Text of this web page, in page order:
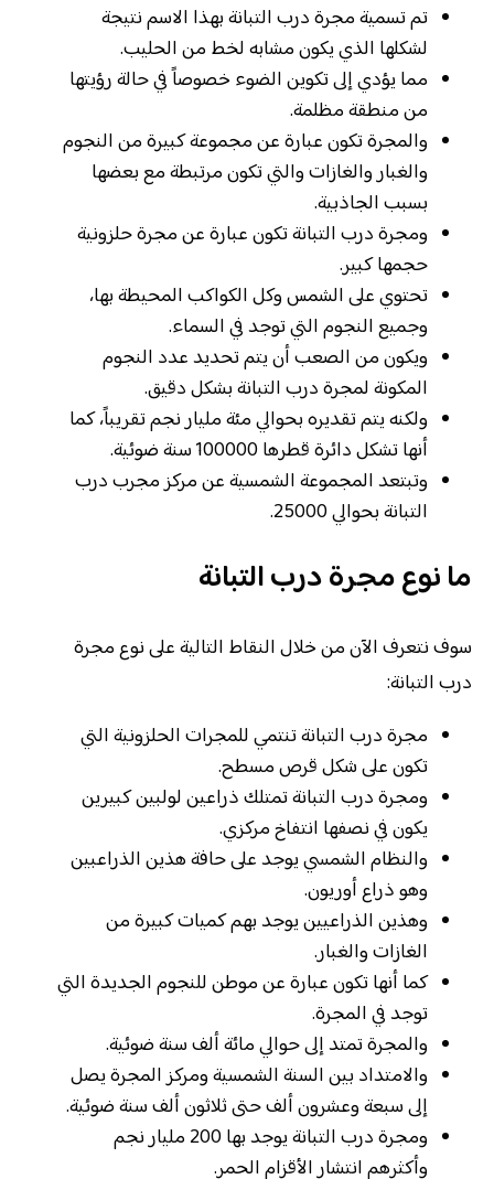
تم تسمية مجرة درب التبانة بهذا الاسم نتيجة
لشكلها الذي يكون مشابه لخط من الحليب.
مما يؤدي إلى تكوين الضوء خصوصاً في حالة رؤيتها
من منطقة مظلمة.
والمجرة تكون عبارة عن مجموعة كبيرة من النجوم
والغبار والغازات والتي تكون مرتبطة مع بعضها
بسبب الجاذبية.
ومجرة درب التبانة تكون عبارة عن مجرة حلزونية
حجمها كبير.
تحتوي على الشمس وكل الكواكب المحيطة بها،
وجميع النجوم التي توجد في السماء.
ويكون من الصعب أن يتم تحديد عدد النجوم
المكونة لمجرة درب التبانة بشكل دقيق.
ولكنه يتم تقديره بحوالي مئة مليار نجم تقريباً، كما
أنها تشكل دائرة قطرها 100000 سنة ضوئية.
وتبتعد المجموعة الشمسية عن مركز مجرب درب
التبانة بحوالي 25000.
ما نوع مجرة درب التبانة
سوف نتعرف الآن من خلال النقاط التالية على نوع مجرة
درب التبانة:
مجرة درب التبانة تنتمي للمجرات الحلزونية التي
تكون على شكل قرص مسطح.
ومجرة درب التبانة تمتلك ذراعين لولبين كبيرين
يكون في نصفها انتفاخ مركزي.
والنظام الشمسي يوجد على حافة هذين الذراعبين
وهو ذراع أوريون.
وهذين الذراعيين يوجد بهم كميات كبيرة من
الغازات والغبار.
كما أنها تكون عبارة عن موطن للنجوم الجديدة التي
توجد في المجرة.
والمجرة تمتد إلى حوالي مائة ألف سنة ضوئية.
والامتداد بين السنة الشمسية ومركز المجرة يصل
إلى سبعة وعشرون ألف حتى ثلاثون ألف سنة ضوئية.
ومجرة درب التبانة يوجد بها 200 مليار نجم
وأكثرهم انتشار الأقزام الحمر.